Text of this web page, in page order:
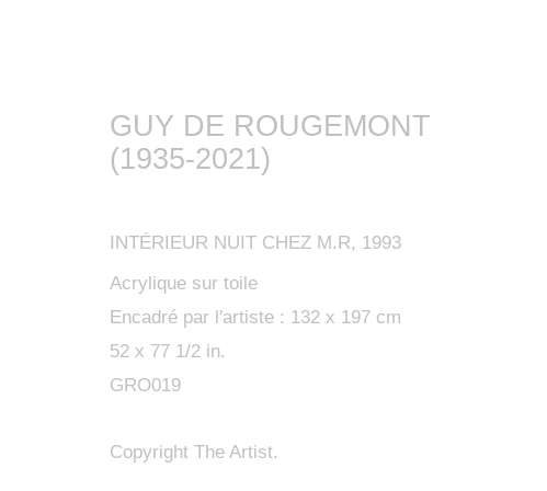
GUY DE ROUGEMONT
(1935-2021)
INTÉRIEUR NUIT CHEZ M.R, 1993
Acrylique sur toile
Encadré par l'artiste : 132 x 197 cm
52 x 77 1/2 in.
GRO019
Copyright The Artist.